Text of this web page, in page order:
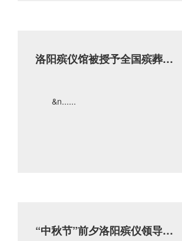
洛阳殡仪馆被授予全国殡葬行
&n......
“中秋节”前夕洛阳殡仪领导看